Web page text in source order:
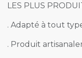
LES PLUS
. Adapté à tout
. Produit